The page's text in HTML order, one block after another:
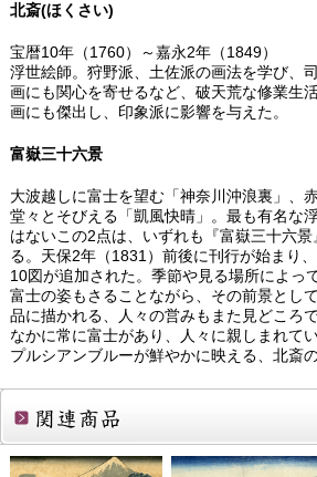
北斎(ほくさい)
宝暦10年（1760）～嘉永2年（1849）
浮世絵師。狩野派、土佐派の画法を学び、
画にも関心を寄せるなど、破天荒な修業生
画にも傑出し、印象派に影響を与えた。
富嶽三十六景
大波越しに富士を望む「神奈川沖浪裏」、
堂々とそびえる「凱風快晴」。最も有名な
はないこの2点は、いずれも『富嶽三十六
る。天保2年（1831）前後に刊行が始まり
10図が追加された。季節や見る場所によっ
富士の姿もさることながら、その前景とし
品に描かれる、人々の営みもまた見どころ
なかに常に富士があり、人々に親しまれて
プルシアンブルーが鮮やかに映える、北斎
関連商品